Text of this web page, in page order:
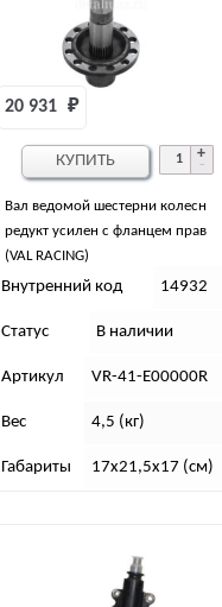
Вал ведомой шестерни колесн
редукт усилен с фланцем прав
(VAL RACING)
20 931 ₽
Внутренний код 14932
Статус В наличии
Артикул VR-41-E00000R
Вес 4,5 (кг)
Габариты 17х21,5х17 (см)
КУПИТЬ